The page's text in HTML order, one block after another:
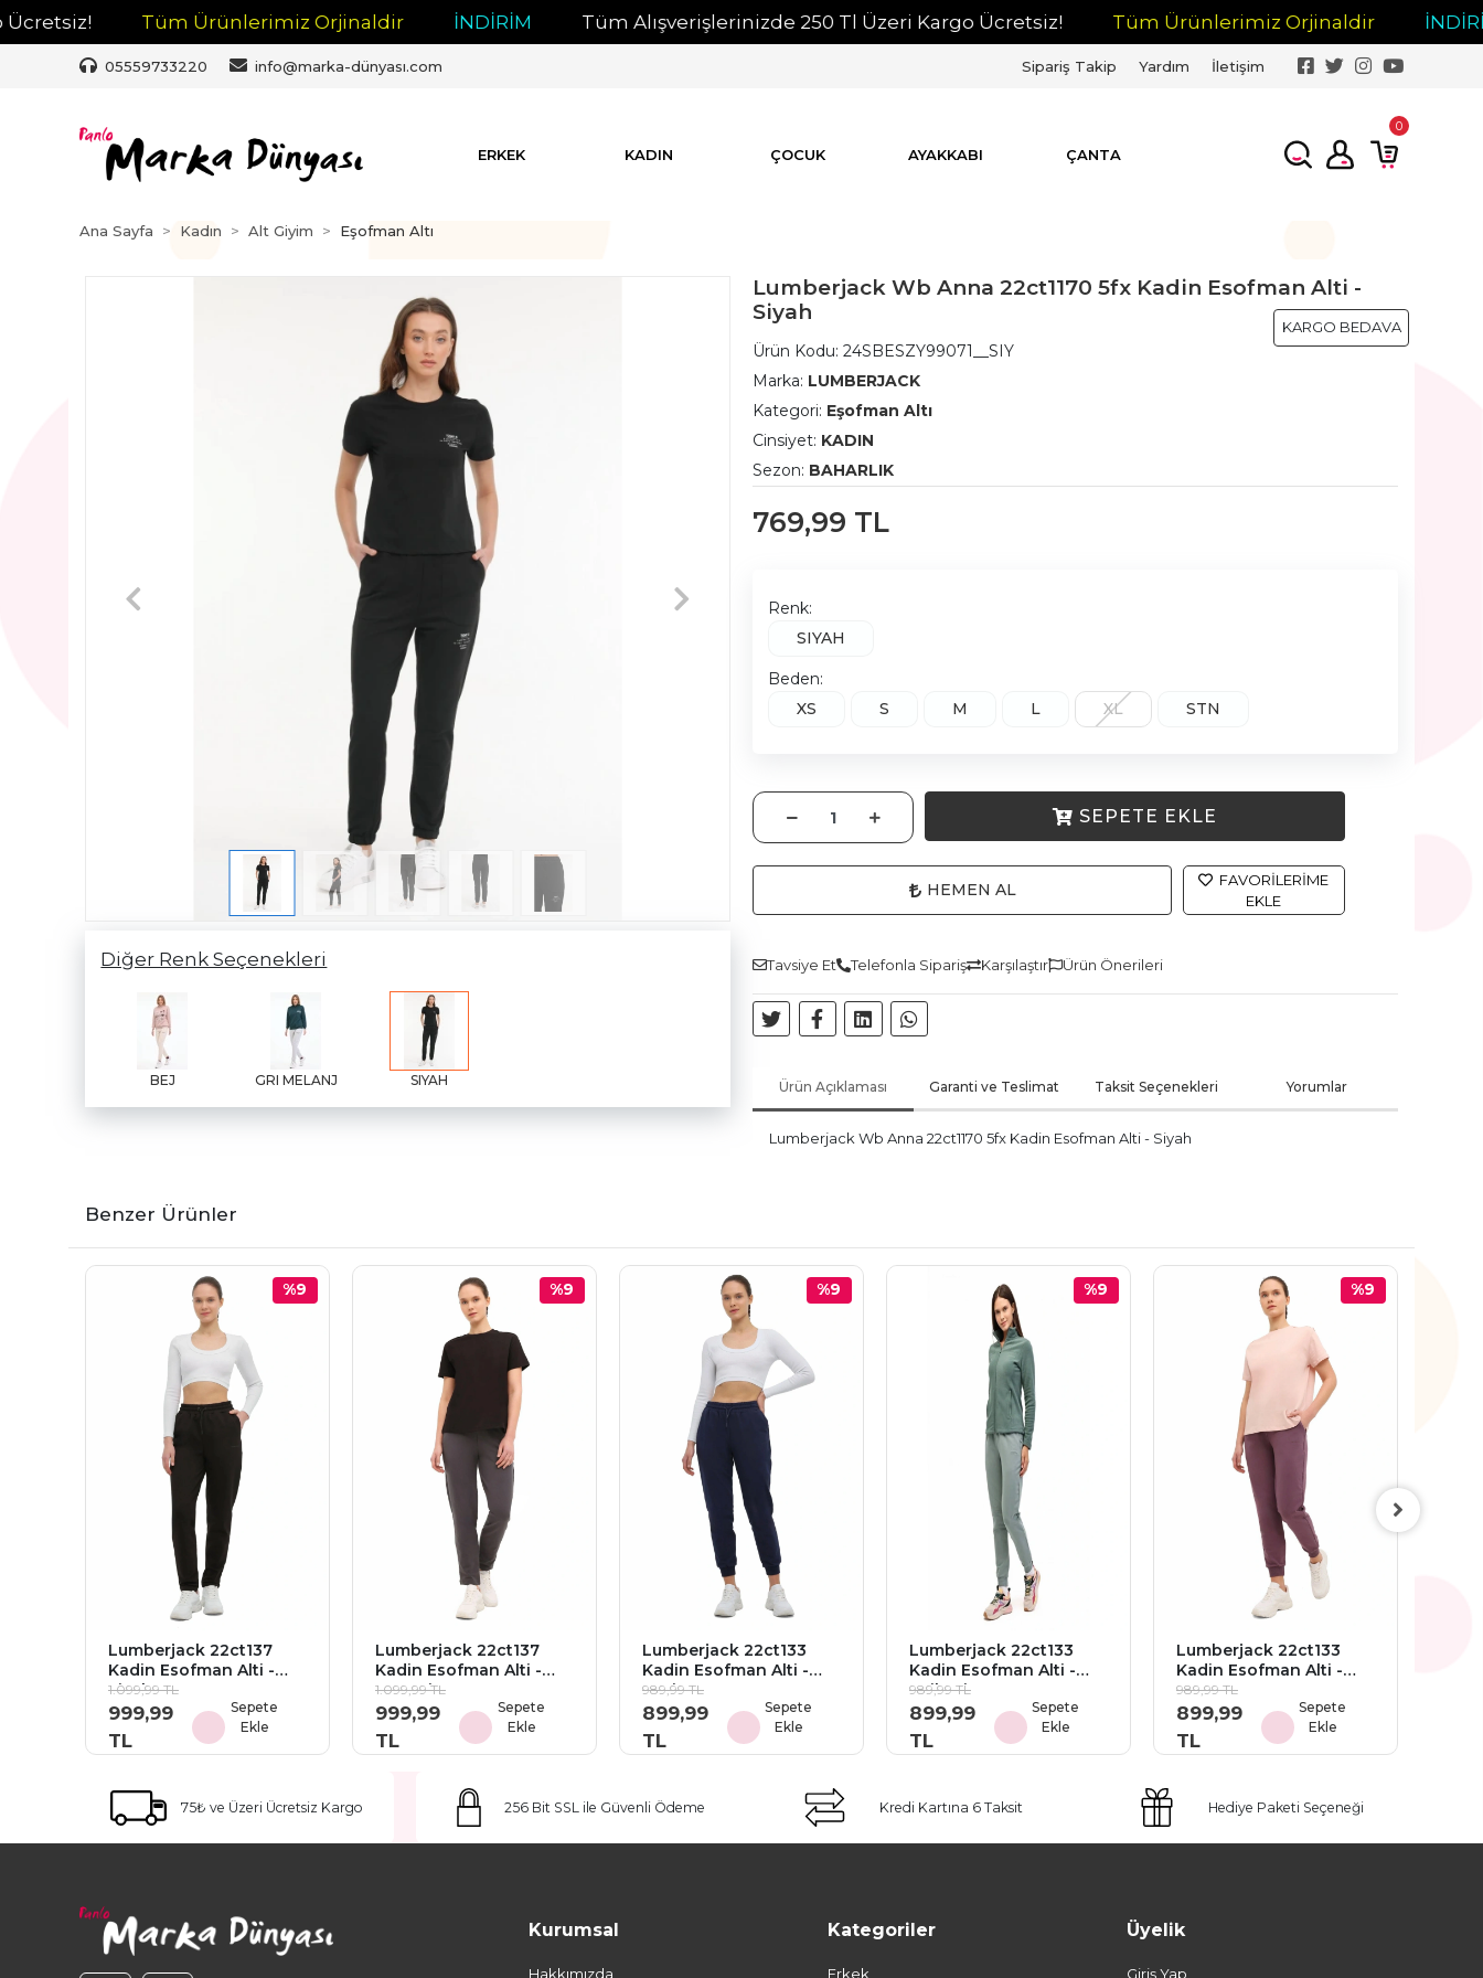
Tüm Ürünlerimiz Orjinaldir İNDİRİM Tüm Alışverişlerinizde 250 Tl Üzeri Kargo Ücretsiz! Tüm Ürünlerimiz Orjinaldir İNDİRİM
05559733220 info@marka-dünyası.com Sipariş Takip Yardım İletişim
ERKEK KADIN ÇOCUK AYAKKABI ÇANTA
0
Ana Sayfa Kadın Alt Giyim Eşofman Altı
Diğer Renk Seçenekleri
BEJ GRI MELANJ SIYAH
Lumberjack Wb Anna 22ct1170 5fx Kadin Esofman Alti -
Siyah
KARGO BEDAVA
Ürün Kodu: 24SBESZY99071__SIY
Marka: LUMBERJACK
Kategori: Eşofman Altı
Cinsiyet: KADIN
Sezon: BAHARLIK
769,99 TL
Renk:
SIYAH
Beden:
XS
S M L XL STN
SEPETE EKLE
HEMEN AL
FAVORILERIME
EKLE
Tavsiye Et Telefonla Sipariş Karşılaştır Ürün Önerileri
Ürün Açıklaması Garanti ve Teslimat Taksit Seçenekleri Yorumlar
Lumberjack Wb Anna 22ct1170 5fx Kadin Esofman Alti - Siyah
Benzer Ürünler
%9
Lumberjack 22ct137
Kadin Esofman Alti -
Siyah
1.099,99 TL
999,99
TL
Sepete
Ekle
%9
Lumberjack 22ct137
Kadin Esofman Alti -
Antrasit
1.099,99 TL
999,99
TL
Sepete
Ekle
%9
Lumberjack 22ct133
Kadin Esofman Alti -
Lacivert
989,99 TL
899,99
TL
Sepete
Ekle
%9
Lumberjack 22ct133
Kadin Esofman Alti -
Acik Mint
989,99 TL
899,99
TL
Sepete
Ekle
%9
Lumberjack 22ct133
Kadin Esofman Alti -
Mor
989,99 TL
899,99
TL
Sepete
Ekle
75₺ ve Üzeri Ücretsiz Kargo 256 Bit SSL ile Güvenli Ödeme Kredi Kartına 6 Taksit Hediye Paketi Seçeneği
Kurumsal
Hakkımızda
Kategoriler
Erkek
Üyelik
Giriş Yap